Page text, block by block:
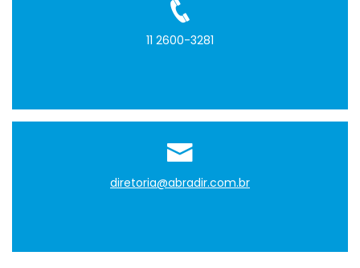
11 2600-3281
diretoria@abradir.com.br